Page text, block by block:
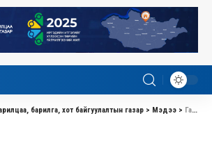
барилга, хот байгуулалтын газар > Мэдээ > Газар эзэмшүүлэх, ашиглуулах эрхийн гэрчилгээний дуудлага худалдаанд оролцохыг урьж байна.